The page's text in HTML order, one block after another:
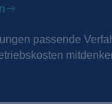
passende